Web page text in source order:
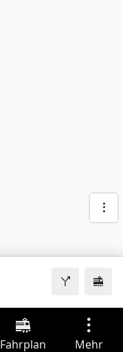
Fahrplan Mehr